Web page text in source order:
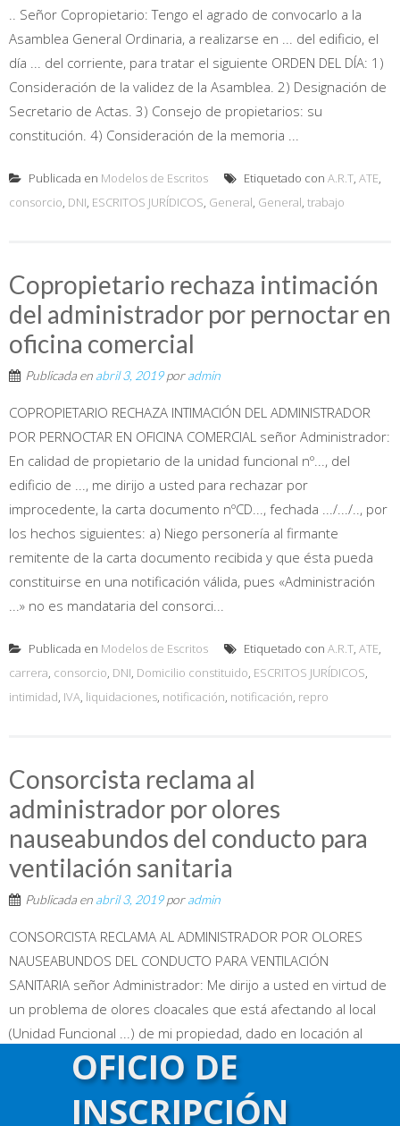
.. Señor Copropietario: Tengo el agrado de convocarlo a la
Asamblea General Ordinaria, a realizarse en ... del edificio, el
día ... del corriente, para tratar el siguiente ORDEN DEL DÍA: 1)
Consideración de la validez de la Asamblea. 2) Designación de
Secretario de Actas. 3) Consejo de propietarios: su
constitución. 4) Consideración de la memoria ...
Publicada en Modelos de Escritos Etiquetado con A.R.T, ATE,
consorcio, DNI, ESCRITOS JURÍDICOS, General, General, trabajo
Copropietario rechaza intimación
del administrador por pernoctar en
oficina comercial
Publicada en abril 3, 2019poradmin
COPROPIETARIO RECHAZA INTIMACIÓN DEL ADMINISTRADOR
POR PERNOCTAR EN OFICINA COMERCIAL señor Administrador:
En calidad de propietario de la unidad funcional nº..., del
edificio de ..., me dirijo a usted para rechazar por
improcedente, la carta documento nºCD..., fechada .../.../.., por
los hechos siguientes: a) Niego personería al firmante
remitente de la carta documento recibida y que ésta pueda
constituirse en una notificación válida, pues «Administración
...» no es mandataria del consorci...
Publicada en Modelos de Escritos Etiquetado con A.R.T, ATE,
carrera, consorcio, DNI, Domicilio constituido, ESCRITOS JURÍDICOS,
intimidad, IVA, liquidaciones, notificación, notificación, repro
Consorcista reclama al
administrador por olores
nauseabundos del conducto para
ventilación sanitaria
Publicada en abril 3, 2019poradmin
CONSORCISTA RECLAMA AL ADMINISTRADOR POR OLORES
NAUSEABUNDOS DEL CONDUCTO PARA VENTILACIÓN
SANITARIA señor Administrador: Me dirijo a usted en virtud de
un problema de olores cloacales que está afectando al local
(Unidad Funcional ...) de mi propiedad, dado en locación al
señor ... Como usted sabrá, oportunamente fue trasladado
nuestro baño de planta baja al sótano del local, aunque se
realizó un sistema de evacuación que utiliza el mismo
OFICIO DE
INSCRIPCIÓN